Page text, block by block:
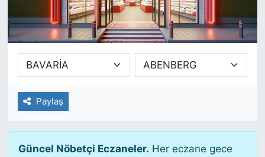
Paylaş
Güncel Nöbetçi Eczaneler. Her eczane gece
SİYASET
SAĞLIK